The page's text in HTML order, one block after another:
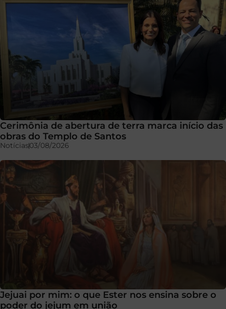
Cerimônia de abertura de terra marca início das
obras do Templo de Santos
Notícias03/08/2026
Jejuai por mim: o que Ester nos ensina sobre o
poder do jejum em união